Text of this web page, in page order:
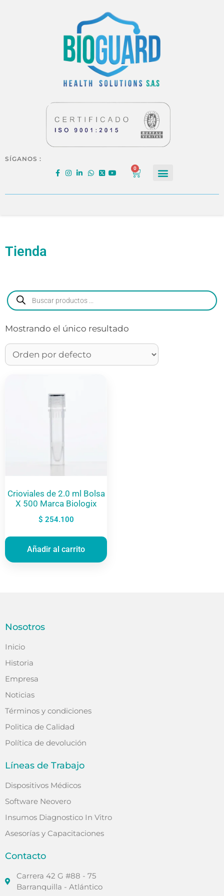
SÍGANOS :
0
Tienda
Mostrando el único resultado
Crioviales de 2.0 ml Bolsa
X 500 Marca Biologix
$ 254.100
Añadir al carrito
Nosotros
Inicio
Historia
Empresa
Noticias
Términos y condiciones
Politica de Calidad
Política de devolución
Líneas de Trabajo
Dispositivos Médicos
Software Neovero
Insumos Diagnostico In Vitro
Asesorías y Capacitaciones
Contacto
Carrera 42 G #88 - 75
Barranquilla - Atlántico